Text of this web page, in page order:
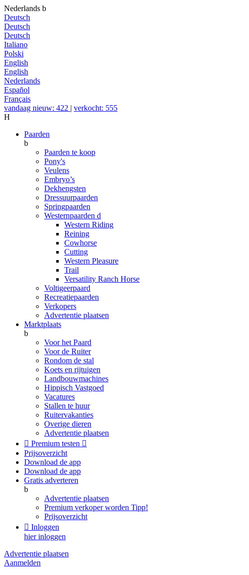
Nederlands b
Deutsch
Deutsch
Deutsch
Italiano
Polski
English
English
Nederlands
Español
Français
vandaag nieuw: 422 | verkocht: 555
H
Paarden
b
Paarden te koop
Pony's
Veulens
Embryo’s
Dekhengsten
Dressuurpaarden
Springpaarden
Westernpaarden d
Western Riding
Reining
Cowhorse
Cutting
Western Pleasure
Trail
Versatility Ranch Horse
Voltigeerpaard
Recreatiepaarden
Verkopers
Advertentie plaatsen
Marktplaats
b
Voor het Paard
Voor de Ruiter
Rondom de stal
Koets en rijtuigen
Landbouwmachines
Hippisch Vastgoed
Vacatures
Stallen te huur
Ruitervakanties
Overige dieren
Advertentie plaatsen
 Premium testen 
Prijsoverzicht
Download de app
Download de app
Gratis adverteren
b
Advertentie plaatsen
Premium verkoper worden Tipp!
Prijsoverzicht
 Inloggen
hier inloggen
Advertentie plaatsen
Aanmelden